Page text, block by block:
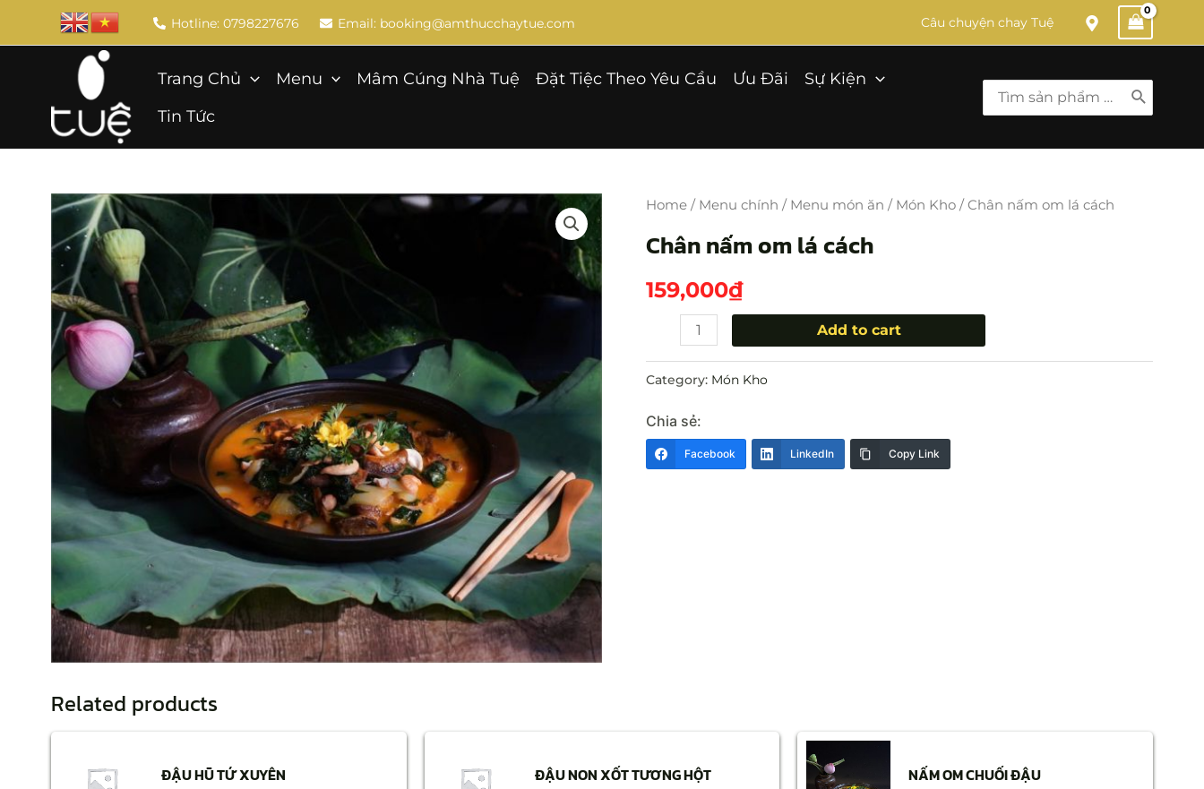
Hotline: 0798227676 Email: booking@amthucchaytue.com Câu chuyện chay Tuệ
Trang Chủ Menu Mâm Cúng Nhà Tuệ Đặt Tiệc Theo Yêu Cầu Ưu Đãi
Sự Kiện
Tin Tức
Search
for:
Home / Menu chính / Menu món ăn / Món Kho / Chân nấm om lá cách
Chân nấm om lá cách
159,000₫
om
lá
quantity
Add to cart
Category: Món Kho
Chia sẻ:
Facebook LinkedIn Copy Link
Related products
ĐẬU HŨ TỨ XUYÊN ĐẬU NON XỐT TƯƠNG HỘT NẤM OM CHUỐI ĐẬU